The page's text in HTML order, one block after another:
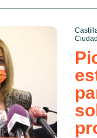
Ciudad